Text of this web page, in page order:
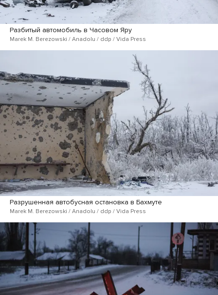
Разбитый автомобиль в Часовом Яру
Marek M. Berezowski / Anadolu / ddp / Vida Press
Разрушенная автобусная остановка в Бахмуте
Marek M. Berezowski / Anadolu / ddp / Vida Press